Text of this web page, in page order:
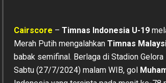
Cairscore – Timnas Indonesia U-19
Merah Putih mengalahkan Timnas
babak semifinal. Berlaga di Stadion Gelora
Sabtu (27/7/2024) malam WIB, gol